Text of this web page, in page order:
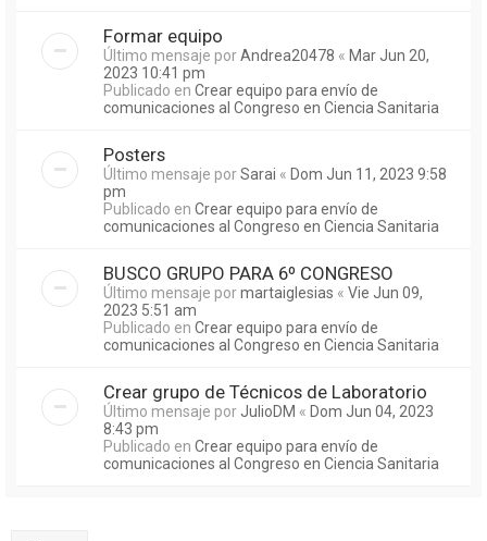
Formar equipo
Último mensaje porAndrea20478 « Mar Jun 20,
2023 10:41 pm
Publicado en Crear equipo para envío de
comunicaciones al Congreso en Ciencia Sanitaria
Posters
Último mensaje porSarai « Dom Jun 11, 2023 9:58
pm
Publicado en Crear equipo para envío de
comunicaciones al Congreso en Ciencia Sanitaria
BUSCO GRUPO PARA 6º CONGRESO
Último mensaje pormartaiglesias « Vie Jun 09,
2023 5:51 am
Publicado en Crear equipo para envío de
comunicaciones al Congreso en Ciencia Sanitaria
Crear grupo de Técnicos de Laboratorio
Último mensaje por JulioDM « Dom Jun 04, 2023
8:43 pm
Publicado en Crear equipo para envío de
comunicaciones al Congreso en Ciencia Sanitaria